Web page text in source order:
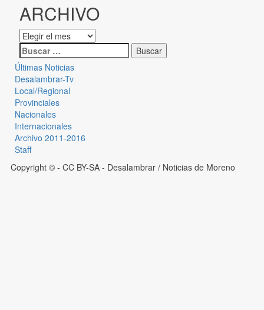
ARCHIVO
Últimas Noticias
Desalambrar-Tv
Local/Regional
Provinciales
Nacionales
Internacionales
Archivo 2011-2016
Staff
Copyright © - CC BY-SA - Desalambrar / Noticias de Moreno